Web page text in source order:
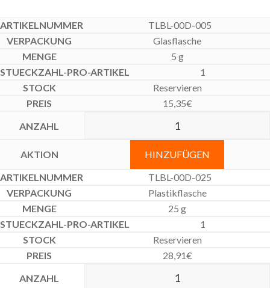
TLBL-00D-005
Glasflasche
5 g
1
Reservieren
15,35€
HINZUFÜGEN
TLBL-00D-025
Plastikflasche
25 g
1
Reservieren
28,91€